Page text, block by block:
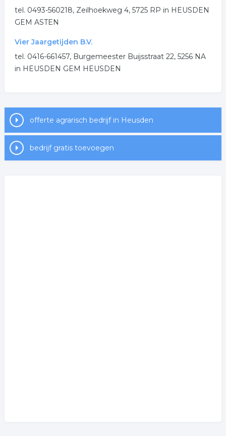
tel. 0493-560218, Zeilhoekweg 4, 5725 RP in HEUSDEN
GEM ASTEN
Vier Jaargetijden B.V.
tel. 0416-661457, Burgemeester Buijsstraat 22, 5256 NA
in HEUSDEN GEM HEUSDEN
offerte agrarisch bedrijf in Heusden
bedrijf gratis toevoegen